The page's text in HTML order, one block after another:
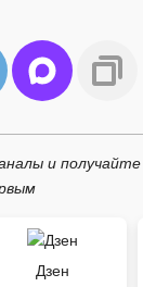
и
Дзен